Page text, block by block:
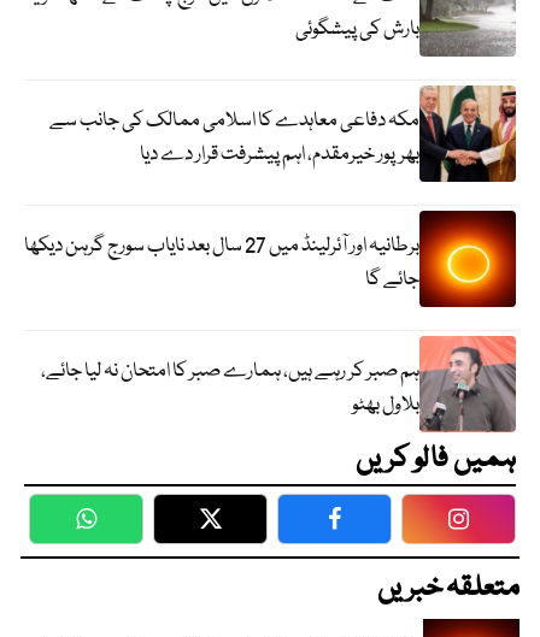
بارش کی پیشگوئی
مکہ دفاعی معاہدے کا اسلامی ممالک کی جانب سے
بھرپور خیرمقدم، اہم پیشرفت قرار دے دیا
برطانیہ اور آئرلینڈ میں 27 سال بعد نایاب سورج گرہن دیکھا
جائے گا
ہم صبر کر رہے ہیں، ہمارے صبر کا امتحان نہ لیا جائے،
بلاول بھٹو
ہمیں فالو کریں
WhatsApp Twitter Facebook
متعلقہ خبریں